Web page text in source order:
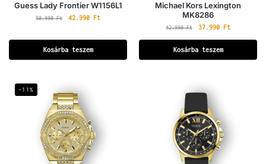
Guess Lady Frontier W1156L1
50.990Ft 42.990 Ft
Kosárba teszem
Michael Kors Lexington
MK8286
42.990Ft 37.990 Ft
Kosárba teszem
-11%